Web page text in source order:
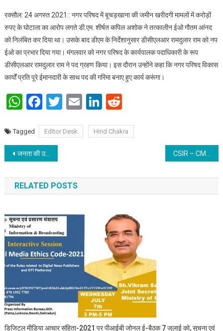
रक्सौल: 24 अगस्त 2021:: नगर परिषद में बूचड़खाना की जमीन खरीदगी मामलों में करोड़ों
रुपए के घोटाला का आरोप लगते डी.एम. शीर्षत कपिल अशोक ने तत्कालीन ईओ गौतम आंनद
को निलंबित कर दिया था। उसके बाद डीएम के निर्देशानुसार डीसीएलआर रामदुलार राम को नप
ईओ का प्रभार दिया गया। मंगलवार को नगर परिषद के कार्यपालक पदाधिकारी के रूप
डीसीएलआर रामदुलार राम ने पद ग्रहण किया। इस दौरान उन्होंने कहा कि नगर परिषद विकास
कार्यों प्रति पूरे ईमानदारी के साथ पद की गरिमा बनाए हुए कार्य करूंगा।
WhatsApp
Facebook
Twitter
EmailLinkedIn
Reddit
Tagged Editor Desk Hind Chakra
Post navigation
जनता की उत्साहवर्धक प्रतिक्रिया से विमान कंपनियां रक्सौल जैसे हवाई अड्डों से सेवा आरंभ करने में रुचि दिखाएंगी: राज्यमंत्री डॉ. वी. के. सिंह
RELATED POSTS
डिजिटल मीडिया आचार संहिता-2021 पर पीआईबी जोनल ई-बैठक 7 जुलाई को, सूचना एवं